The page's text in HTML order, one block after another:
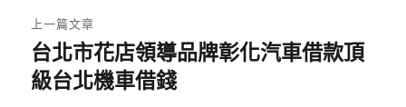
章
導
上一篇文章
上
一
台北市花店領導品牌彰化汽車借款頂
級台北機車借錢